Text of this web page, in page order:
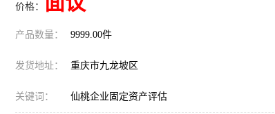
价格：
产品数量： 9999.00件
发货地址： 重庆市九龙坡区
关键词： 仙桃企业固定资产评估